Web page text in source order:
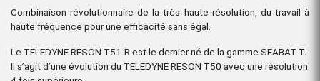
Combinaison révolutionnaire de la très haute résolution, du travail à
haute fréquence pour une efficacité sans égal.
Le TELEDYNE RESON T51-R est le dernier né de la gamme SEABAT T.
Il s’agit d’une évolution du TELEDYNE RESON T50 avec une résolution